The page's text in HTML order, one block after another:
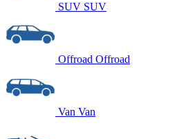
SUV SUV
Offroad Offroad
Van Van